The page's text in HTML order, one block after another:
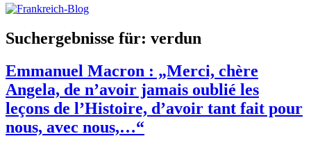
Suchergebnisse für: verdun
Emmanuel Macron : „Merci, chère
Angela, de n’avoir jamais oublié les
leçons de l’Histoire, d’avoir tant fait pour
nous, avec nous,…“